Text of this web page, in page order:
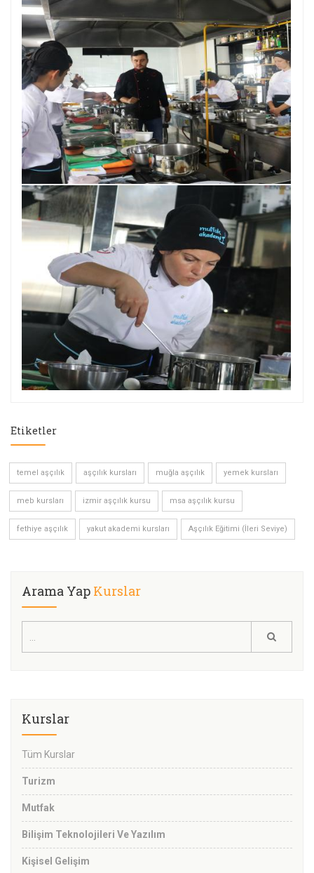
Etiketler
temel aşçılık aşçılık kursları muğla aşçılık yemek kursları
meb kursları izmir aşçılık kursu msa aşçılık kursu
fethiye aşçılık yakut akademi kursları Aşçılık Eğitimi (İleri Seviye)
Arama Yap Kurslar
Kurslar
Tüm Kurslar
Turizm
Mutfak
Bilişim Teknolojileri Ve Yazılım
Kişisel Gelişim